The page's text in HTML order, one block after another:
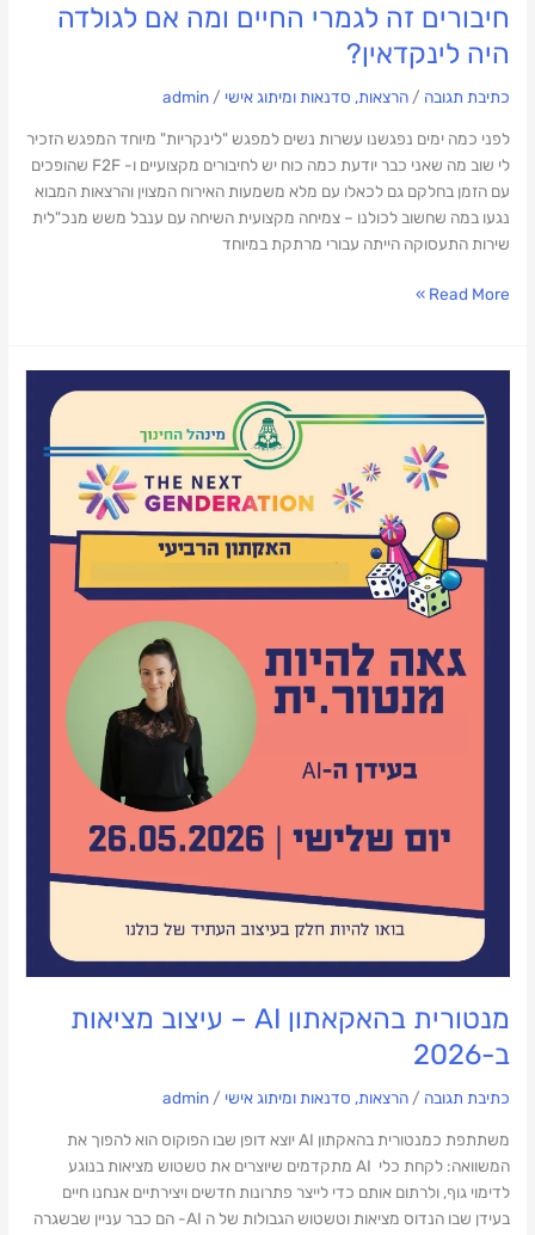
חיבורים זה לגמרי החיים ומה אם לגולדה
היה לינקדאין?
כתיבת תגובה /הרצאות, סדנאות ומיתוג אישי /
admin
לפני כמה ימים נפגשנו עשרות נשים למפגש "לינקריות" מיוחד המפגש הזכיר
לי שוב מה שאני כבר יודעת כמה כוח יש לחיבורים מקצועיים ו- F2F שהופכים
עם הזמן בחלקם גם לכאלו עם מלא משמעות האירוח המצוין והרצאות המבוא
נגעו במה שחשוב לכולנו – צמיחה מקצועית השיחה עם ענבל משש מנכ"לית
שירות התעסוקה הייתה עבורי מרתקת במיוחד
Read More »
מנטורית בהאקאתון AI – עיצוב מציאות
ב-2026
כתיבת תגובה /הרצאות, סדנאות ומיתוג אישי /
admin
משתתפת כמנטורית בהאקתון AI יוצא דופן שבו הפוקוס הוא להפוך את
המשוואה: לקחת כלי AI מתקדמים שיוצרים את טשטוש מציאות בנוגע
לדימוי גוף, ולרתום אותם כדי לייצר פתרונות חדשים ויצירתיים אנחנו חיים
בעידן שבו הנדוס מציאות וטשטוש הגבולות של ה AI- הם כבר עניין שבשגרה
בהאקאתון